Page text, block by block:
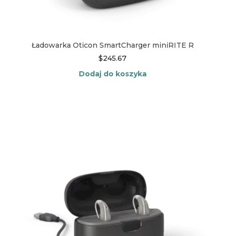
Ładowarka Oticon SmartCharger miniRITE R
$245.67
Dodaj do koszyka